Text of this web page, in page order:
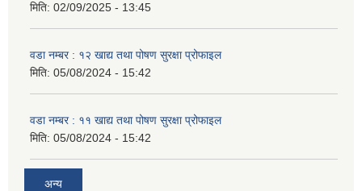
मिति: 02/09/2025 - 13:45
वडा नम्बर : १२ खाद्य तथा पोषण सुरक्षा प्रोफाइल
मिति: 05/08/2024 - 15:42
वडा नम्बर : ११ खाद्य तथा पोषण सुरक्षा प्रोफाइल
मिति: 05/08/2024 - 15:42
अन्य